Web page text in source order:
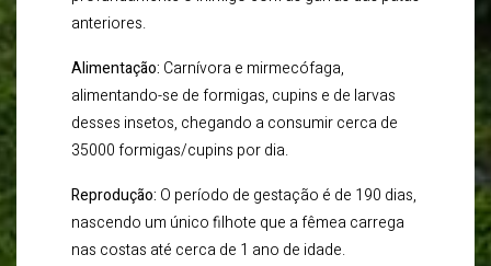
anteriores.
Alimentação: Carnívora e mirmecófaga,
alimentando-se de formigas, cupins e de larvas
desses insetos, chegando a consumir cerca de
35000 formigas/cupins por dia.
Reprodução: O período de gestação é de 190 dias,
nascendo um único filhote que a fêmea carrega
nas costas até cerca de 1 ano de idade.